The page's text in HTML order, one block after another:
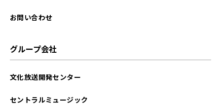
お問い合わせ
グループ会社
文化放送開発センター
セントラルミュージック